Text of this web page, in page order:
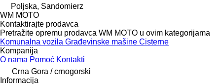
Poljska, Sandomierz
WM MOTO
Kontaktirajte prodavca
Pretražite opremu prodavca WM MOTO u ovim kategorijama
Komunalna vozila Građevinske mašine Cisterne
Kompanija
O nama Pomoć Kontakti
Crna Gora / crnogorski
Informacija